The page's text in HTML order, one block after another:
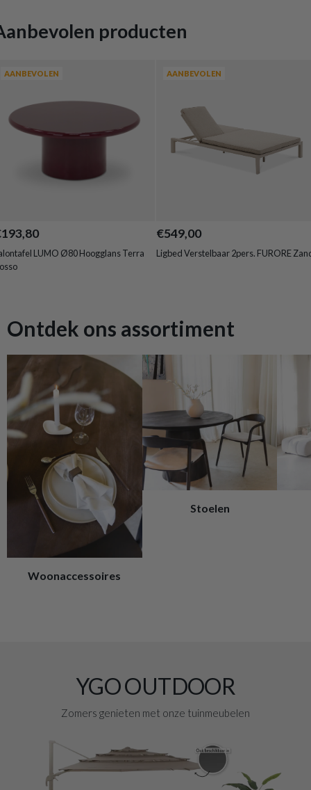
producten
AANBEVOLEN
LUMO Ø80 Hoogglans Terra
AANBEVOLEN
€549,00
Ligbed Verstelbaar 2pers. FURORE
Ontdek ons assortiment
Woonaccessoires
Stoelen
YGO OUTDOOR
Zomers genieten met onze tuinmeubelen